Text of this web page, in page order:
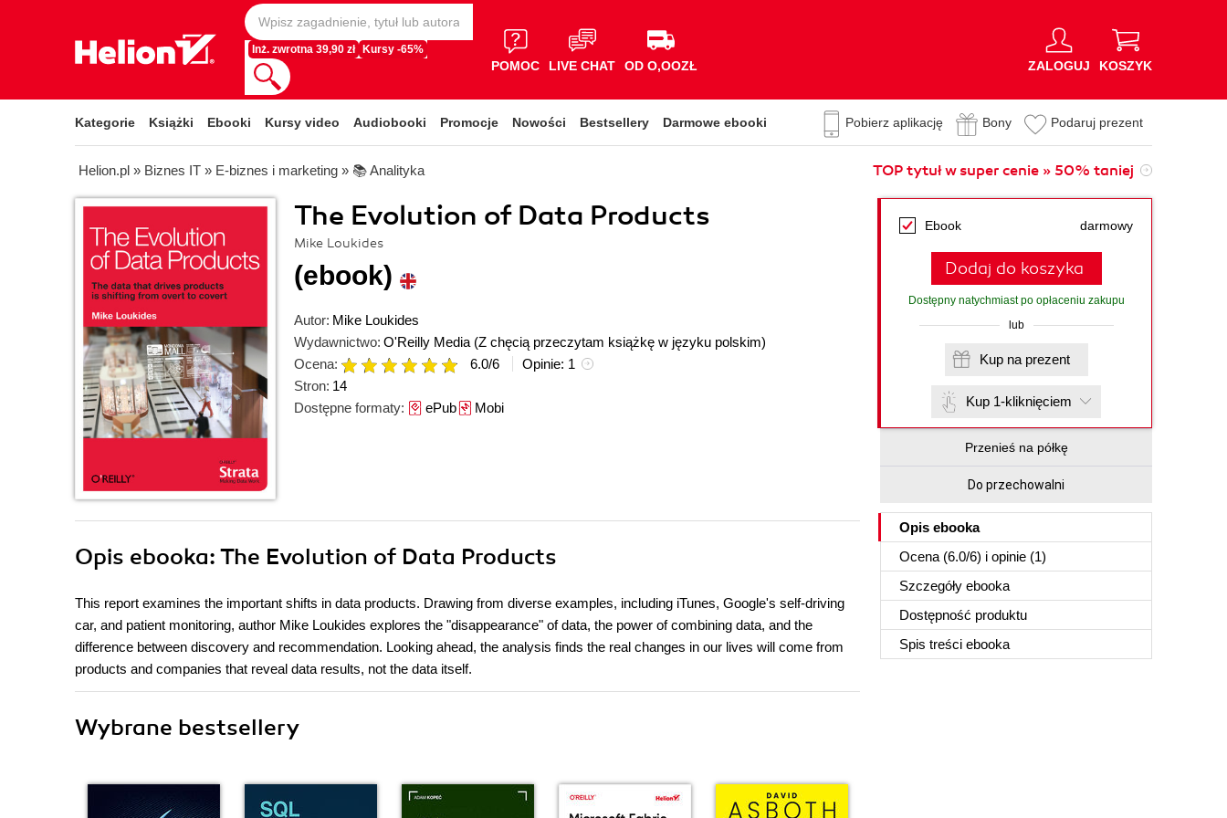
Inż. zwrotna 39,90 zł Kursy -65%
POMOC LIVE CHAT OD O,OOZŁ ZALOGUJ KOSZYK
Kategorie Książki Ebooki Kursy video Audiobooki Promocje Nowości Bestsellery Darmowe ebooki Pobierz aplikację Bony Podaruj prezent
Helion.pl » Biznes IT » E-biznes i marketing » 📚 Analityka TOP tytuł w super cenie » 50% taniej
The Evolution of Data Products
Mike Loukides
(ebook)
Autor: Mike Loukides
Wydawnictwo: O'Reilly Media (Z chęcią przeczytam książkę w języku polskim)
Ocena:
6.0/6 Opinie: 1
Stron: 14
Dostępne formaty: ePubMobi
Ebook darmowy
Dodaj do koszyka
Dostępny natychmiast po opłaceniu zakupu
lub
Kup na prezent
Kup 1-kliknięciem
Przenieś na półkę
Do przechowalni
Opis ebooka
Ocena (6.0/6) i opinie (1)
Szczegóły ebooka
Dostępność produktu
Spis treści ebooka
Opis ebooka: The Evolution of Data Products
This report examines the important shifts in data products. Drawing from diverse examples, including iTunes, Google's self-driving
car, and patient monitoring, author Mike Loukides explores the "disappearance" of data, the power of combining data, and the
difference between discovery and recommendation. Looking ahead, the analysis finds the real changes in our lives will come from
products and companies that reveal data results, not the data itself.
Wybrane bestsellery